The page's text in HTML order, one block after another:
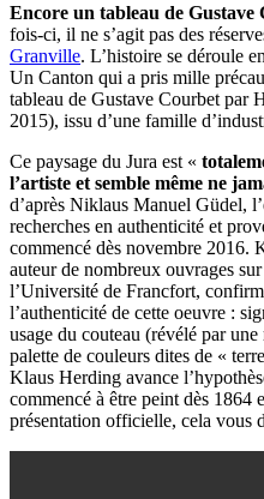
Encore un tableau de
fois-ci, il ne s’agit pas des
Granville. L’histoire se déroule
Un Canton qui a pris mille
tableau de Gustave Courbet par
2015), issu d’une famille
Ce paysage du Jura est «
l’artiste et semble même ne
d’après Niklaus Manuel Güdel,
recherches en authenticité et
commencé dès novembre 2016.
auteur de nombreux ouvrages
l’Université de Francfort,
l’authenticité de cette oeuvre :
usage du couteau (révélé par
palette de couleurs dites de «
Klaus Herding avance
commencé à être peint dès 1864
présentation officielle, cela vous